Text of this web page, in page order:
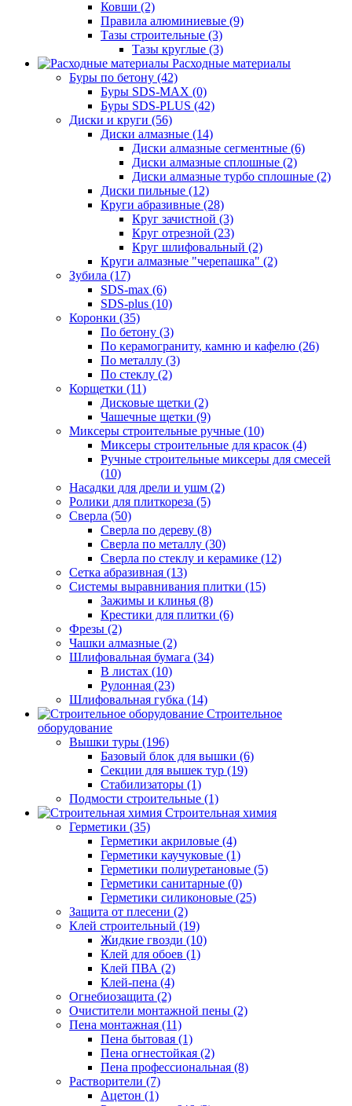
Ковши (2)
Правила алюминиевые (9)
Тазы строительные (3)
Тазы круглые (3)
Расходные материалы
Буры по бетону (42)
Буры SDS-MAX (0)
Буры SDS-PLUS (42)
Диски и круги (56)
Диски алмазные (14)
Диски алмазные сегментные (6)
Диски алмазные сплошные (2)
Диски алмазные турбо сплошные (2)
Диски пильные (12)
Круги абразивные (28)
Круг зачистной (3)
Круг отрезной (23)
Круг шлифовальный (2)
Круги алмазные "черепашка" (2)
Зубила (17)
SDS-max (6)
SDS-plus (10)
Коронки (35)
По бетону (3)
По керамограниту, камню и кафелю (26)
По металлу (3)
По стеклу (2)
Корщетки (11)
Дисковые щетки (2)
Чашечные щетки (9)
Миксеры строительные ручные (10)
Миксеры строительные для красок (4)
Ручные строительные миксеры для смесей
(10)
Насадки для дрели и ушм (2)
Ролики для плиткореза (5)
Сверла (50)
Сверла по дереву (8)
Сверла по металлу (30)
Сверла по стеклу и керамике (12)
Сетка абразивная (13)
Системы выравнивания плитки (15)
Зажимы и клинья (8)
Крестики для плитки (6)
Фрезы (2)
Чашки алмазные (2)
Шлифовальная бумага (34)
В листах (10)
Рулонная (23)
Шлифовальная губка (14)
Строительное
оборудование
Вышки туры (196)
Базовый блок для вышки (6)
Секции для вышек тур (19)
Стабилизаторы (1)
Подмости строительные (1)
Строительная химия
Герметики (35)
Герметики акриловые (4)
Герметики каучуковые (1)
Герметики полиуретановые (5)
Герметики санитарные (0)
Герметики силиконовые (25)
Защита от плесени (2)
Клей строительный (19)
Жидкие гвозди (10)
Клей для обоев (1)
Клей ПВА (2)
Клей-пена (4)
Огнебиозащита (2)
Очистители монтажной пены (2)
Пена монтажная (11)
Пена бытовая (1)
Пена огнестойкая (2)
Пена профессиональная (8)
Растворители (7)
Ацетон (1)